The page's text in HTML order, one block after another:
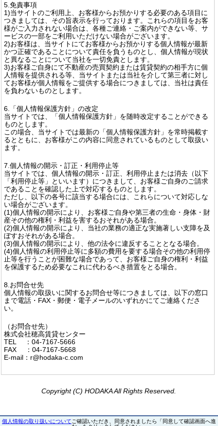
5.免責事項
1)当サイトのご利用上、お客様からお預かりする必要のある項目に
つきましては、その旨表示を行っております。これらの項目をお客
様がご入力されない場合は、各種ご連絡・ご案内ができない等、サ
ービスの一部をご利用いただけない場合がございます。
2)お客様は、当サイトにてお客様からお預かりする個人情報が最新
かつ正確であることについて責任を負うものとし、個人情報が現状
と異なることについて当社を一切免責とします。
3)お客様ご自身にて不動産の売買契約または賃貸契約の相手方に個
人情報を提供される等、当サイトまたは当社を介して第三者に対し
てお客様が個人情報をご提供する場合につきましては、当社は責任
を負わないものとします。
6.「個人情報保護方針」の改定
当サイトでは、「個人情報保護方針」を随時改定することができる
ものとします。
この場合、当サイトでは最新の「個人情報保護方針」を常時掲載す
るとともに、お客様がこの内容に同意されているものとして取扱い
ます。
7.個人情報の開示・訂正・利用停止等
当サイトでは、個人情報の開示・訂正、利用停止または消去（以下
「利用停止等」といいます）につきまして、お客様ご自身のご請求
であることを確認した上で対応するものとします。
ただし、以下の各号に該当する場合には、これらについて対応しな
い場合がございます。
(1)個人情報の開示により、お客様ご自身や第三者の生命・身体・財
産その他の権利・利益を害するおそれがある場合。
(2)個人情報の開示により、当社の業務の適正な実施著しい支障を及
ぼすおそれがある場合。
(3)個人情報の開示により、他の法令に違反することとなる場合。
(4)個人情報の利用停止等に多額の費用を要する場合その他の利用停
止等を行うことが困難な場合であって、お客様ご自身の権利・利益
を保護するため必要なこれに代わるべき措置をとる場合。
8.お問合せ先
個人情報の取扱いに関するお問合せ等につきましては、以下の窓口
まで電話・FAX・郵便・電子メールのいずれかにてご連絡くださ
い。
（お問合せ先）
株式会社穂高賃貸センター
TEL ：04-7167-5666
FAX ：04-7167-5668
E-mail：r@hodaka-c.com
Copyright (C) HODAKA All Rights Reserved.
個人情報の取り扱いについて ご確認いただき、同意されましたら「同意して確認画面へ進